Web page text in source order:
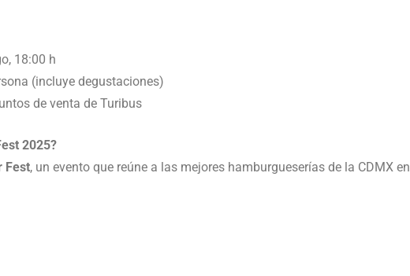
18:00 h
(incluye degustaciones)
de venta de Turibus
2025?
Fest, un evento que reúne a las mejores hamburgueserías de la CDMX en